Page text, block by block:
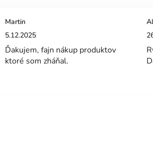
Martin
Hodnotenie obchodu je 5 z 5 hviezdičiek.
5.12.2025
Ďakujem, fajn nákup produktov
ktoré som zháňal.